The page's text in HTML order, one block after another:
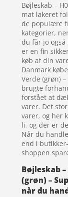
Bøjleskab –
mat lakeret
de populære
kategorier,
du får jo
er en fin
køb af din
Danmark
Verde (grøn)
brugte
forstået at
varer. Det
varer, og her
li, og der er
Når du
end i
shoppen
Bøjleskab –
(grøn) –
når du